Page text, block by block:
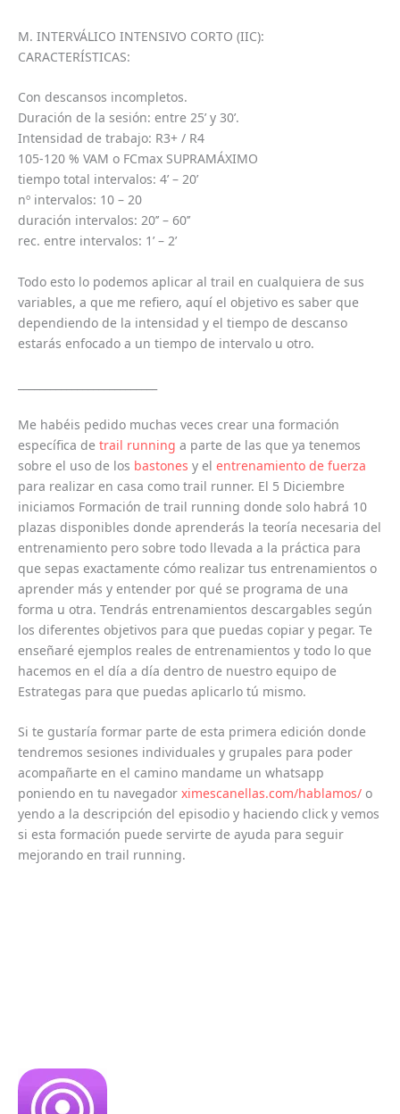
M. INTERVÁLICO INTENSIVO CORTO (IIC):
CARACTERÍSTICAS:
Con descansos incompletos.
Duración de la sesión: entre 25’ y 30’.
Intensidad de trabajo: R3+ / R4
105-120 % VAM o FCmax SUPRAMÁXIMO
tiempo total intervalos: 4’ – 20’
nº intervalos: 10 – 20
duración intervalos: 20’’ – 60’’
rec. entre intervalos: 1’ – 2’
Todo esto lo podemos aplicar al trail en cualquiera de sus
variables, a que me refiero, aquí el objetivo es saber que
dependiendo de la intensidad y el tiempo de descanso
estarás enfocado a un tiempo de intervalo u otro.
Me habéis pedido muchas veces crear una formación
específica de trail running a parte de las que ya tenemos
sobre el uso de los bastones y el entrenamiento de fuerza
para realizar en casa como trail runner. El 5 Diciembre
iniciamos Formación de trail running donde solo habrá 10
plazas disponibles donde aprenderás la teoría necesaria del
entrenamiento pero sobre todo llevada a la práctica para
que sepas exactamente cómo realizar tus entrenamientos o
aprender más y entender por qué se programa de una
forma u otra. Tendrás entrenamientos descargables según
los diferentes objetivos para que puedas copiar y pegar. Te
enseñaré ejemplos reales de entrenamientos y todo lo que
hacemos en el día a día dentro de nuestro equipo de
Estrategas para que puedas aplicarlo tú mismo.
Si te gustaría formar parte de esta primera edición donde
tendremos sesiones individuales y grupales para poder
acompañarte en el camino mandame un whatsapp
poniendo en tu navegador ximescanellas.com/hablamos/ o
yendo a la descripción del episodio y haciendo click y vemos
si esta formación puede servirte de ayuda para seguir
mejorando en trail running.